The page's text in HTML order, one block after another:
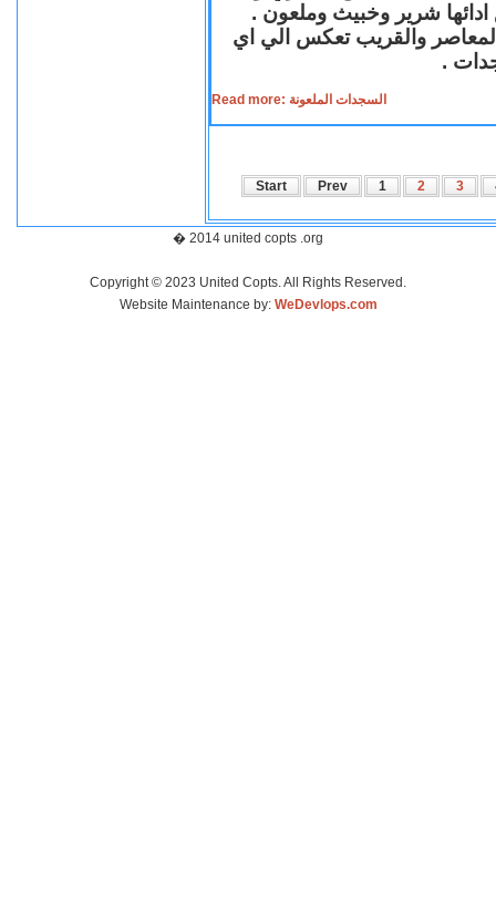
ادائها شرير وخبيث وملعون .
المعاصر والقريب تعكس الي اي
.
Read more: السجدات الملعونة
Start Prev 1 2 3
� 2014 united copts .org
Copyright © 2023 United Copts. All Rights Reserved.
Website Maintenance by: WeDevlops.com